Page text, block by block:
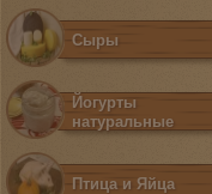
Сыры
Йогурты
натуральные
Птица и Яйца